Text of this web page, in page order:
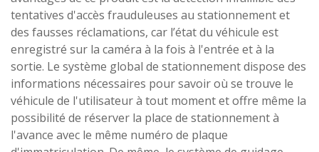
tentatives d'accès frauduleuses au stationnement et
des fausses réclamations, car l’état du véhicule est
enregistré sur la caméra à la fois à l'entrée et à la
sortie. Le système global de stationnement dispose des
informations nécessaires pour savoir où se trouve le
véhicule de l'utilisateur à tout moment et offre même la
possibilité de réserver la place de stationnement à
l'avance avec le même numéro de plaque